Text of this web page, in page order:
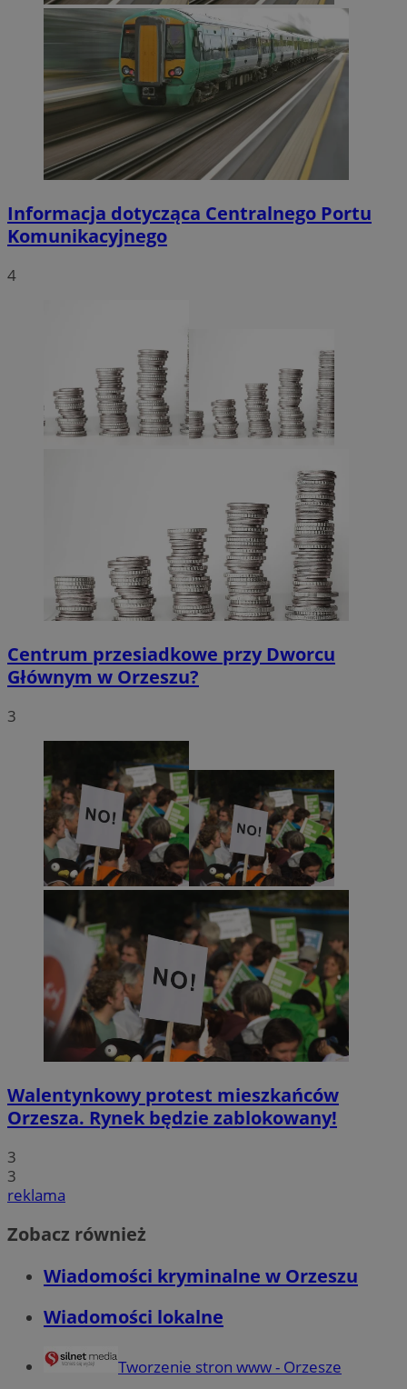
Informacja dotycząca Centralnego Portu
Komunikacyjnego
4
Centrum przesiadkowe przy Dworcu
Głównym w Orzeszu?
3
Walentynkowy protest mieszkańców
Orzesza. Rynek będzie zablokowany!
3
3
reklama
Zobacz również
Wiadomości kryminalne w Orzeszu
Wiadomości lokalne
Tworzenie stron www - Orzesze